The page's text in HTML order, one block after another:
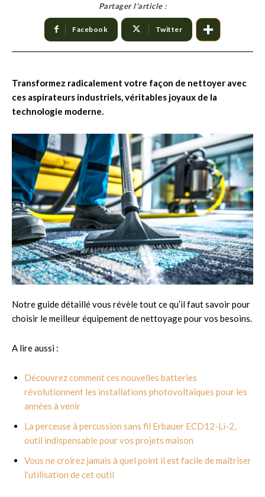
Partager l'article :
Facebook Twitter
Transformez radicalement votre façon de nettoyer avec
ces aspirateurs industriels, véritables joyaux de la
technologie moderne.
Notre guide détaillé vous révèle tout ce qu’il faut savoir pour
choisir le meilleur équipement de nettoyage pour vos besoins.
A lire aussi :
Découvrez comment ces nouvelles batteries
révolutionnent les installations photovoltaïques pour les
années à venir
La perceuse à percussion sans fil Erbauer ECD12-Li-2,
outil indispensable pour vos projets maison
Vous ne croirez jamais à quel point il est facile de maîtriser
l’utilisation de cet outil